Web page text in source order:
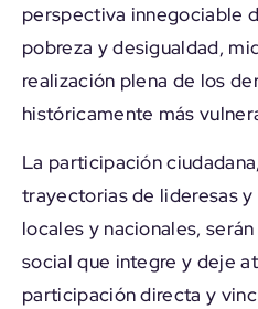
perspectiva innegociable
pobreza y desigualdad,
realización plena de los
históricamente más
La participación
trayectorias de lideresas
locales y nacionales,
social que integre y deje
participación directa y